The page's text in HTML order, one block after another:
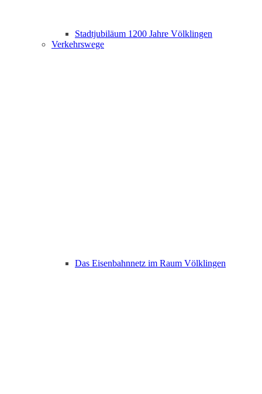
Stadtjubiläum 1200 Jahre Völklingen
Verkehrswege
Das Eisenbahnnetz im Raum Völklingen